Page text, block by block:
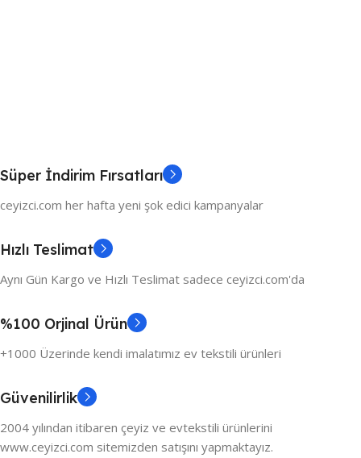
Süper İndirim Fırsatları
ceyizci.com her hafta yeni şok edici kampanyalar
Hızlı Teslimat
Aynı Gün Kargo ve Hızlı Teslimat sadece ceyizci.com'da
%100 Orjinal Ürün
+1000 Üzerinde kendi imalatımız ev tekstili ürünleri
Güvenilirlik
2004 yılından itibaren çeyiz ve evtekstili ürünlerini
www.ceyizci.com sitemizden satışını yapmaktayız.